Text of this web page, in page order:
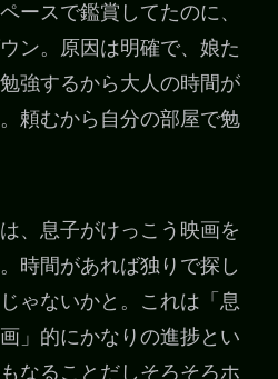
ースで鑑賞してたのに、
ン。原因は明確で、娘た
強するから大人の時間が
頼むから自分の部屋で勉
、息子がけっこう映画を
時間があれば独りで探し
ゃないかと。これは「息
」的にかなりの進捗とい
なることだしそろそろホ